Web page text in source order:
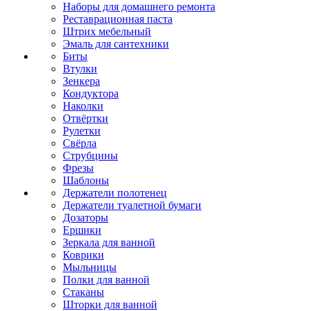
Наборы для домашнего ремонта
Реставрационная паста
Штрих мебельный
Эмаль для сантехники
Биты
Втулки
Зенкера
Кондуктора
Наколки
Отвёртки
Рулетки
Свёрла
Струбцины
Фрезы
Шаблоны
Держатели полотенец
Держатели туалетной бумаги
Дозаторы
Ершики
Зеркала для ванной
Коврики
Мыльницы
Полки для ванной
Стаканы
Шторки для ванной